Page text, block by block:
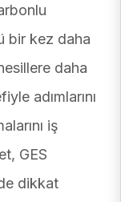
bir kez daha
daha
adımlarını
iş
GES
dikkat